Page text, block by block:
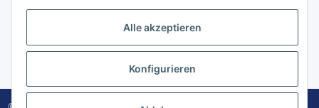
* Alle Preise inkl. gesetzlicher USt., zzgl.Versand
Alle akzeptieren
Konfigurieren